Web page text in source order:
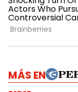
MÁS EN